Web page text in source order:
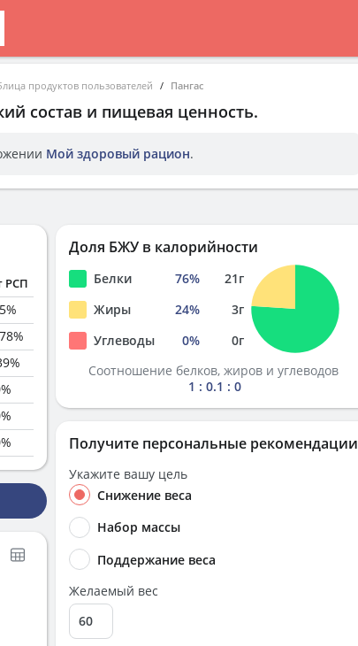
продуктов пользователей Пангас
состав и пищевая ценность.
Мой здоровый рацион.
РСП
%
%
%
%
%
%
Доля БЖУ в калорийности
Белки 76% 21г
Жиры
24% 3г
Углеводы
0% 0г
Соотношение белков, жиров и углеводов
1 : 0.1 : 0
Получите персональные рекомендации
Укажите вашу цель
Снижение веса
Набор массы
Поддержание веса
Желаемый вес